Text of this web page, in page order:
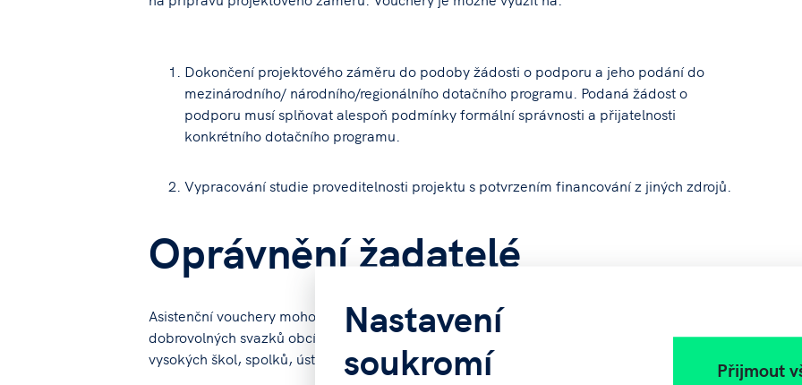
Nastavení
soukromí
Přijmout
Dokončení projektového záměru do podoby žádosti o podporu a jeho podání do
mezinárodního/ národního/regionálního dotačního programu. Podaná žádost o
podporu musí splňovat alespoň podmínky formální správnosti a přijatelnosti
konkrétního dotačního programu.
Vypracování studie proveditelnosti projektu s potvrzením financování z jiných zdrojů.
Oprávnění žadatelé
Asistenční vouchery mohou využít subjekty se sídlem v Jihočeském kraji, včetně obcí,
dobrovolných svazků obcí, školských právních osob, veřejných výzkumných institucí,
vysokých škol, spolků, ústavů a obchodních společností vlastněných veřejnými institucemi.